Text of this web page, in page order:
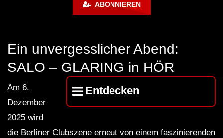
ABONNIEREN
Ein unvergesslicher Abend:
SALO – GLARING in HÖR
Entdecken
Am 6.
Dezember
2025 wird
die Berliner Clubszene erneut von einem faszinierenden